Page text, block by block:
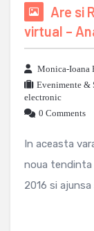
Are si
virtual –
Monica-Ioana
Evenimente &
electronic
0 Comments
In aceasta
noua tendinta
2016 si ajunsa